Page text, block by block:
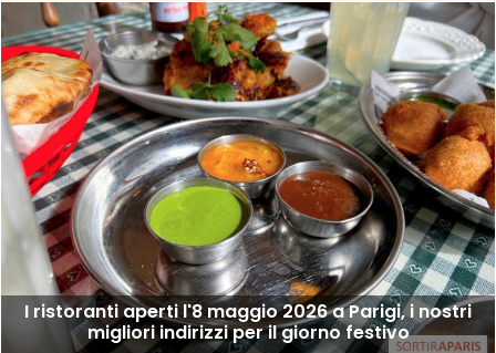
I ristoranti aperti l'8 maggio 2026 a Parigi, i nostri
migliori indirizzi per il giorno festivo